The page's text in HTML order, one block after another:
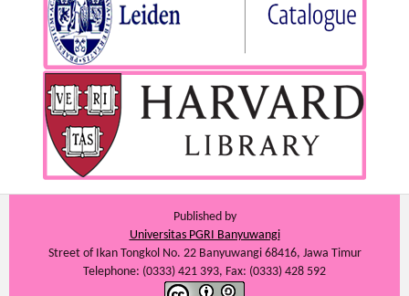
Published by
Universitas PGRI Banyuwangi
Street of Ikan Tongkol No. 22 Banyuwangi 68416, Jawa Timur
Telephone: (0333) 421 393, Fax: (0333) 428 592